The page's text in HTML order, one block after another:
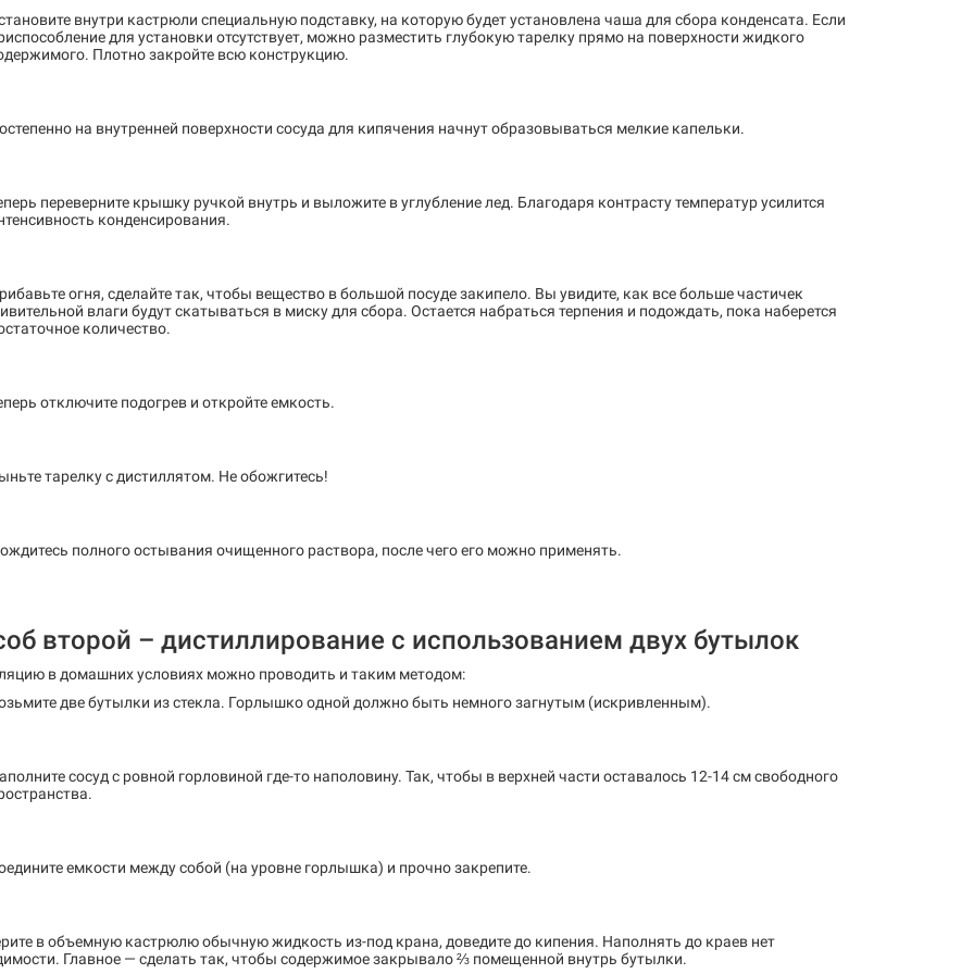
внутри кастрюли специальную подставку, на которую будет установлена чаша для сбора конденсата. Если
для установки отсутствует, можно разместить глубокую тарелку прямо на поверхности жидкого
Плотно закройте всю конструкцию.
на внутренней поверхности сосуда для кипячения начнут образовываться мелкие капельки.
переверните крышку ручкой внутрь и выложите в углубление лед. Благодаря контрасту температур усилится
конденсирования.
огня, сделайте так, чтобы вещество в большой посуде закипело. Вы увидите, как все больше частичек
влаги будут скатываться в миску для сбора. Остается набраться терпения и подождать, пока наберется
количество.
отключите подогрев и откройте емкость.
тарелку с дистиллятом. Не обожгитесь!
полного остывания очищенного раствора, после чего его можно применять.
второй – дистиллирование с использованием двух бутылок
в домашних условиях можно проводить и таким методом:
две бутылки из стекла. Горлышко одной должно быть немного загнутым (искривленным).
сосуд с ровной горловиной где-то наполовину. Так, чтобы в верхней части оставалось 12-14 см свободного
емкости между собой (на уровне горлышка) и прочно закрепите.
в объемную кастрюлю обычную жидкость из-под крана, доведите до кипения. Наполнять до краев нет
Главное — сделать так, чтобы содержимое закрывало ⅔ помещенной внутрь бутылки.